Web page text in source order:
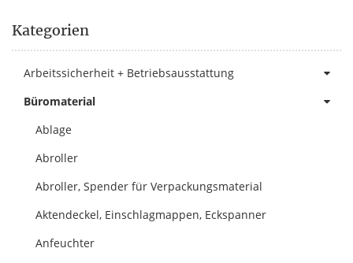
Kategorien
Arbeitssicherheit + Betriebsausstattung
Büromaterial
Ablage
Abroller
Abroller, Spender für Verpackungsmaterial
Aktendeckel, Einschlagmappen, Eckspanner
Anfeuchter